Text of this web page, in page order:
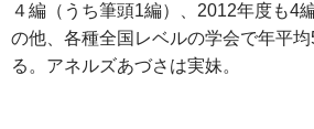
４編（うち筆頭1編）、2012年度も4
の他、各種全国レベルの学会で年平
る。アネルズあづさは実妹。